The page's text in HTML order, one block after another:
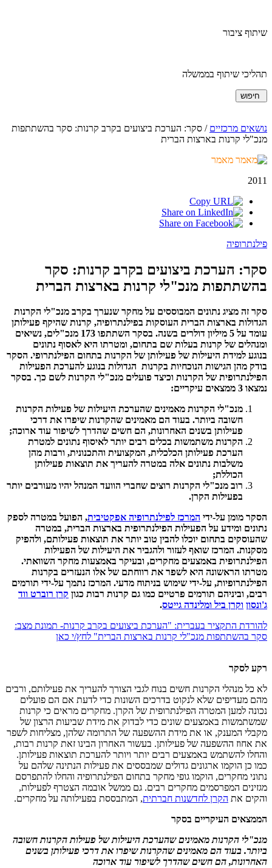
שיתוף ציבור
תהליכי שיתוף בממשלה
נושאים מרכזיים / סקר: הערכת ביצועים בקרב קרנות: סקר בהשתתפות
מנכ"לי קרנות בארצות הברית
מאמר
2011
פילנתרופיה
סקר: הערכת ביצועים בקרב קרנות: סקר
בהשתתפות מנכ"לי קרנות בארצות הברית
סקר זה מציג נתונים המבוססים על מחקר שנערך בקרב מנכ"לי הקרנות
הגדולות בארצות הברית העוסקות בפילנתרופיה, קרנות שהיקף פעילותן
עומד על 5 מיליון דולרים בשנה. בסקר השתתפו 173 מנכ"לים, נשיאים
ומנהלים של קרנות בעלות שם בתחום, ומטרתו היא לאסוף נתונים
בנוגע למידת היעילות של פעילותן של הקרנות בתחום הפילנתרופי. הסקר
בודק מהן הגישות הנוכחיות בקרנות הגדולות בנוגע להערכת הפעילות
הפילנתרופית של הקרנות וכיצד פועלים מנכ"לי הקרנות לשם כך. בסקר
נמצאו 3 ממצאים עיקריים:
מנכ"לי הקרנות מאמינים שהערכת היעילות של פעילות הקרנות
חשובה ביותר. בעוד הם מאמינים שהקרנות שיפרו את דרכי
פעילותן בשנים האחרונות, הם חשים שהדרך לשיפור עוד ארוכה;
הקרנות משתמשות בכלים רבים יותר לאיסוף נתונים למטרת
הערכת פעילותן הכלכלית, המקצועית והתכנונית, ורבות מהן
משלבות נתונים אלה במטרה להעריך את תוצאות פעילותן
הכוללת;
רוב מנכ"לי הקרנות רוצים שחברי הוועד המנהל יהיו מעורבים יותר
בפעילות הקרן.
הסקר מומן על-ידי המרכז לפילנתרופיה אפקטיבית, הפועל במטרה לספק
נתונים ומידע על הפעילות הפילנתרופית בארצות הברית, במטרה
שהעוסקים בתחום יוכלו להבין טוב יותר את תוצאות פעילותם, ולהפיק
מסקנות. המרכז שואף לעזור ולהגביר את היעילות של הפעילות
הפילנתרופית באמצעים מחקרים, ובעיקר באמצעות מחקר השוואתי.
מטרתו הראשונה היא לשפר את רווחתם של אלו הנעזרים בקרנות
הפילנתרופיות, על-ידי שימוש בניתוח מדעי. המרכז נתמך על-ידי תורמים
רבים, וביניהם תורמים פרטיים כמו גם קרנות רבות כגון קרן רוברט ווד
ג'ונסון וקרן ביל ומלינדה גייטס.
להורדת התקציר בעברית: "הערכת ביצועים בקרב קרנות- תמונת מצב:
סקר בהשתתפות מנכ"לי קרנות בארצות הברית" לחץ/י כאן
רקע לסקר
לא כל מנהלי הקרנות חשים בנוח לגבי הצורך להעריך את פעילותם, ורבים
מהם מעדיפים שלא לנקוט בדרכים השונות כדי לדעת אם הם פועלים
נכונה למען המטרה הפילנתרופית של הקרן. מחקרים מראים כי קרנות
שמשתמשות באמצעים שונים כדי לבדוק את מידת שביעות הרצון של
מקבלי המענק, או את מידת ההשפעה של התרומה שלהן, מצליחות לשפר
את אחוז ההשפעה של פעילותן. בעשור האחרון הבינו זאת קרנות רבות,
והחלו להשתמש באמצעים רבים יותר ויותר להערכת תוצאות פעילותן.
כמו כן הוקמו ארגונים גדולים שמבססים את פעילות הנתינה שלהם על
נתוני מחקרים, הוקמו גופי מחקר בתחום הפילנתרופיה והחלו להתפרסם
מגזינים המפרסמים מחקרים רבים. גם ממשל אובמה הצטרף לפעילות,
והקים את הקרן לחדשנות חברתית, המתבססת בפעילותה על מחקרים.
הממצאים העיקריים בסקר
מנכ"לי הקרנות מאמינים שהערכת היעילות של פעילות הקרנות חשובה
ביותר. בעוד הם מאמינים שהקרנות שיפרו את דרכי פעילותן בשנים
האחרונות, הם חשים שהדרך לשיפור עוד ארוכה